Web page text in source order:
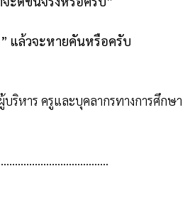
แล้วจะหายคันหรือครับ
หาร ครูและบุคลากรทางการศึกษา